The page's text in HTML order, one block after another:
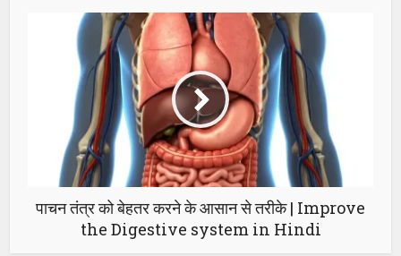
पाचन तंत्र को बेहतर करने के आसान से तरीके | Improve
the Digestive system in Hindi